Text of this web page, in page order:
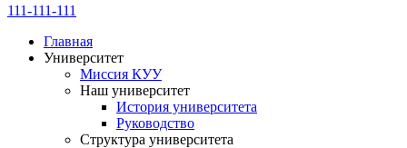
111-111-111
Главная
Университет
Миссия КУУ
Наш университет
История университета
Руководство
Структура университета